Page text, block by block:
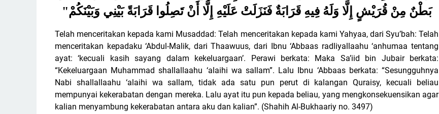
بَطْنٌ مِنْ قُرَيْشٍ إِلَّا وَلَهُ فِيهِ قَرَابَةٌ فَنَزَلَتْ عَلَيْهِ إِلَّا أَنْ تَصِلُوا قَرَابَةً بَيْنِي وَبَيْنَكُمْ"
Telah menceritakan kepada kami Musaddad: Telah menceritakan kepada kami Yahyaa, dari Syu’bah: Telah
menceritakan kepadaku ‘Abdul-Malik, dari Thaawuus, dari Ibnu ‘Abbaas radliyallaahu ‘anhumaa tentang
ayat: ‘kecuali kasih sayang dalam kekeluargaan’. Perawi berkata: Maka Sa’iid bin Jubair berkata:
“Kekeluargaan Muhammad shallallaahu ‘alaihi wa sallam”. Lalu Ibnu ‘Abbaas berkata: “Sesungguhnya
Nabi shallallaahu ‘alaihi wa sallam, tidak ada satu pun perut di kalangan Quraisy, kecuali beliau
mempunyai kekerabatan dengan mereka. Lalu ayat itu pun kepada beliau, yang mengkonsekuensikan agar
kalian menyambung kekerabatan antara aku dan kalian”. (Shahih Al-Bukhaariy no. 3497)